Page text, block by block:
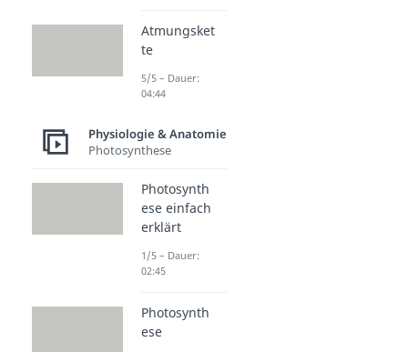
Atmungsket
te
5/5 – Dauer:
04:44
Physiologie & Anatomie
Photosynthese
Photosynth
ese einfach
erklärt
1/5 – Dauer:
02:45
Photosynth
ese